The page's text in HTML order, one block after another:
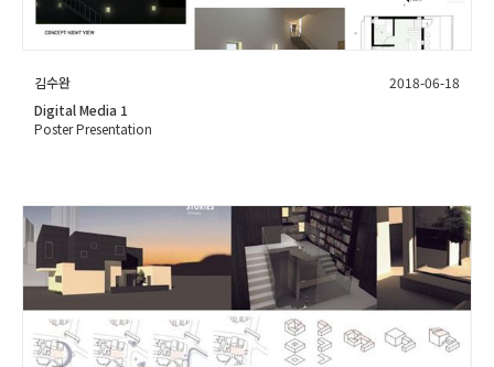
김수완
2018-06-18
Digital Media 1
Poster Presentation